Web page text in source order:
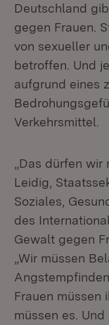
Deutschland
gegen Frauen.
von sexueller
betroffen. Und
aufgrund eines
Verkehrsmittel.
„Das dürfen
Leidig,
Soziales,
des
Gewalt gegen
„Wir müssen
Frauen müssen
müssen es.